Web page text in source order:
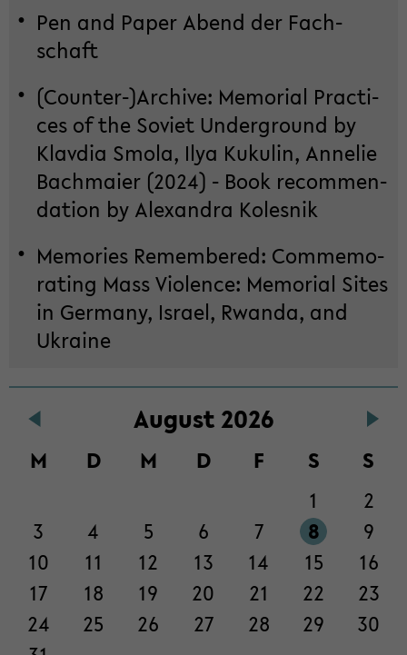
Haupt­
halt
seln
Au­gust 2026
M D M D F S
S
1
2
3
4 5 6 7 8
9
10
11 12 13 14 15
16
17
18 19 20 21 22
23
24
25 26 27 28 29
30
Pen and Paper Abend der Fach­
schaft
(Counter-​)Ar­chi­ve: Me­mo­ri­al Prac­ti­
ces of the So­viet Un­der­ground by
Klav­dia Smola, Ilya Ku­ku­lin, An­ne­lie
Bach­mai­er (2024) - Book re­com­men­
da­ti­on by Alex­an­dra Ko­les­nik
Me­mo­ries Re­mem­be­red: Com­me­mo­
ra­ting Mass Vio­lence: Me­mo­ri­al Sites
in Ger­ma­ny, Is­ra­el, Rwan­da, and
Ukrai­ne